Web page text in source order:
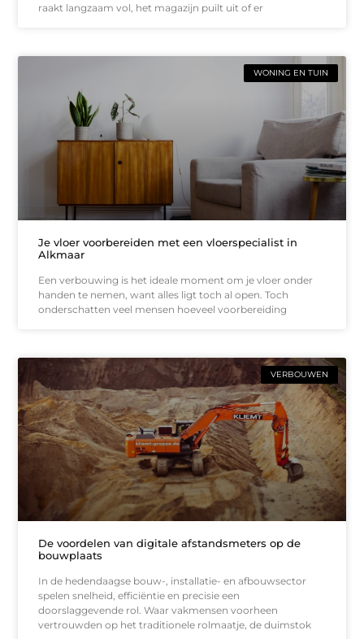
raakt langzaam vol, het magazijn puilt uit of er
WONING EN TUIN
Je vloer voorbereiden met een vloerspecialist in
Alkmaar
Een verbouwing is het ideale moment om je vloer onder
handen te nemen, want alles ligt toch al open. Toch
onderschatten veel mensen hoeveel voorbereiding
VERBOUWEN
De voordelen van digitale afstandsmeters op de
bouwplaats
In de hedendaagse bouw-, installatie- en afbouwsector
spelen snelheid, efficiëntie en precisie een
doorslaggevende rol. Waar vakmensen voorheen
vertrouwden op het traditionele rolmaatje, de duimstok